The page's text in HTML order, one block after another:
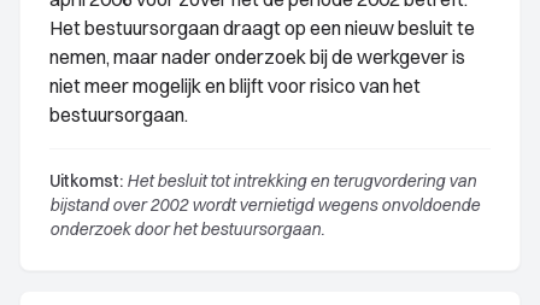
Het bestuursorgaan draagt op een nieuw besluit te
nemen, maar nader onderzoek bij de werkgever is
niet meer mogelijk en blijft voor risico van het
bestuursorgaan.
Uitkomst: Het besluit tot intrekking en terugvordering van
bijstand over 2002 wordt vernietigd wegens onvoldoende
onderzoek door het bestuursorgaan.